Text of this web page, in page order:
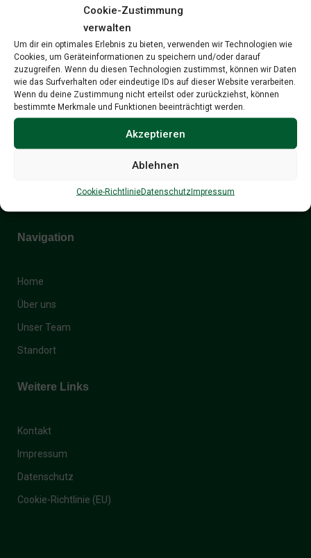
Cookie-Zustimmung
verwalten
Um dir ein optimales Erlebnis zu bieten, verwenden wir Technologien wie
Cookies, um Geräteinformationen zu speichern und/oder darauf
zuzugreifen. Wenn du diesen Technologien zustimmst, können wir Daten
wie das Surfverhalten oder eindeutige IDs auf dieser Website verarbeiten.
Wenn du deine Zustimmung nicht erteilst oder zurückziehst, können
bestimmte Merkmale und Funktionen beeinträchtigt werden.
Akzeptieren
Ablehnen
Cookie-RichtlinieDatenschutzImpressum
Unsere Kontaktdaten
Holzwärme Flachau GmbH:
+43 (0)6457 33906
+43 (0)664 1654025
Navigation
Home
Über uns
Unser Team
Standort
Weitere Links
Kontakt
Impressum
Datenschutz
Cookie-Richtlinie (EU)